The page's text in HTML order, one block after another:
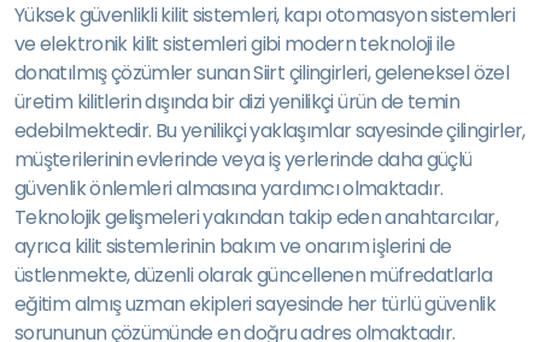
Yüksek güvenlikli kilit sistemleri, kapı otomasyon sistemleri
ve elektronik kilit sistemleri gibi modern teknoloji ile
donatılmış çözümler sunan Siirt çilingirleri, geleneksel özel
üretim kilitlerin dışında bir dizi yenilikçi ürün de temin
edebilmektedir. Bu yenilikçi yaklaşımlar sayesinde çilingirler,
müşterilerinin evlerinde veya iş yerlerinde daha güçlü
güvenlik önlemleri almasına yardımcı olmaktadır.
Teknolojik gelişmeleri yakından takip eden anahtarcılar,
ayrıca kilit sistemlerinin bakım ve onarım işlerini de
üstlenmekte, düzenli olarak güncellenen müfredatlarla
eğitim almış uzman ekipleri sayesinde her türlü güvenlik
sorununun çözümünde en doğru adres olmaktadır.